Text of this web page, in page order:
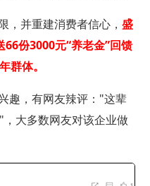
，并重建消费者信心， 盛
份3000元“养老金”回馈
群体。
趣，有网友辣评："这辈
大多数网友对该企业做